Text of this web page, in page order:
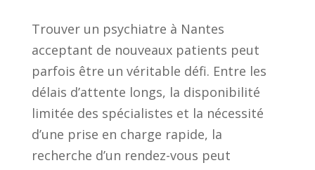
Trouver un psychiatre à Nantes
acceptant de nouveaux patients peut
parfois être un véritable défi. Entre les
délais d’attente longs, la disponibilité
limitée des spécialistes et la nécessité
d’une prise en charge rapide, la
recherche d’un rendez-vous peut